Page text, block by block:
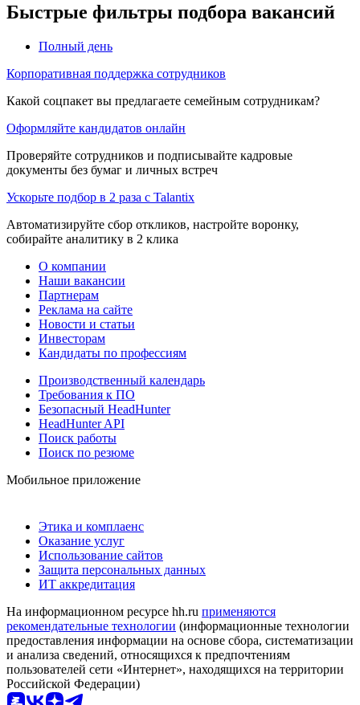
Быстрые фильтры подбора вакансий
Полный день
Корпоративная поддержка сотрудников
Какой соцпакет вы предлагаете семейным сотрудникам?
Оформляйте кандидатов онлайн
Проверяйте сотрудников и подписывайте кадровые
документы без бумаг и личных встреч
Ускорьте подбор в 2 раза с Talantix
Автоматизируйте сбор откликов, настройте воронку,
собирайте аналитику в 2 клика
О компании
Наши вакансии
Партнерам
Реклама на сайте
Новости и статьи
Инвесторам
Кандидаты по профессиям
Производственный календарь
Требования к ПО
Безопасный HeadHunter
HeadHunter API
Поиск работы
Поиск по резюме
Мобильное приложение
Этика и комплаенс
Оказание услуг
Использование сайтов
Защита персональных данных
ИТ аккредитация
На информационном ресурсе hh.ru применяются
рекомендательные технологии (информационные технологии
предоставления информации на основе сбора, систематизации
и анализа сведений, относящихся к предпочтениям
пользователей сети «Интернет», находящихся на территории
Российской Федерации)